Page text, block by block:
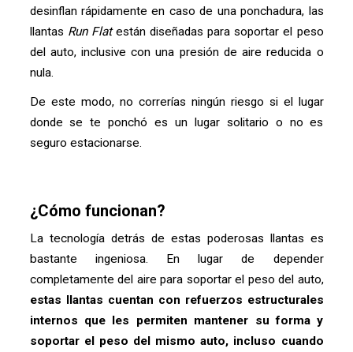
desinflan rápidamente en caso de una ponchadura, las
llantas Run Flatestán diseñadas para soportar el peso
del auto, inclusive con una presión de aire reducida o
nula.
De este modo, no correrías ningún riesgo si el lugar
donde se te ponchó es un lugar solitario o no es
seguro estacionarse.
¿Cómo funcionan?
La tecnología detrás de estas poderosas llantas es
bastante ingeniosa. En lugar de depender
completamente del aire para soportar el peso del auto,
estas llantas cuentan con refuerzos estructurales
internos que les permiten mantener su forma y
soportar el peso del mismo auto, incluso cuando